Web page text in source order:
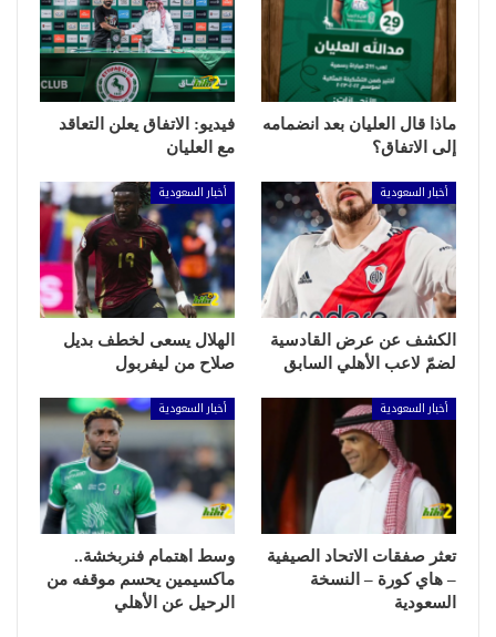
ماذا قال العليان بعد انضمامه
إلى الاتفاق؟
فيديو: الاتفاق يعلن التعاقد
مع العليان
أخبار السعودية
الكشف عن عرض القادسية
لضمّ لاعب الأهلي السابق
أخبار السعودية
الهلال يسعى لخطف بديل
صلاح من ليفربول
أخبار السعودية
تعثر صفقات الاتحاد الصيفية
– هاي كورة – النسخة
السعودية
أخبار السعودية
وسط اهتمام فنربخشة..
ماكسيمين يحسم موقفه من
الرحيل عن الأهلي